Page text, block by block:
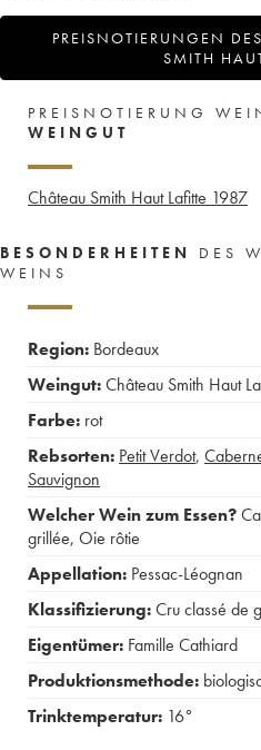
PREISNOTIERUNGEN
SMITH
PREISNOTIERUNG
WEINGUT
Château Smith Haut Lafitte 1987
BESONDERHEITEN
DES
WEINS
Region: Bordeaux
Weingut:Château Smith Haut
Farbe: rot
Rebsorten: Petit Verdot,
Sauvignon
Welcher Wein zum Essen?
grillée, Oie rôtie
Appellation: Pessac-Léognan
Klassifizierung:Cru classé de
Eigentümer: Famille Cathiard
Produktionsmethode:
Trinktemperatur: 16°